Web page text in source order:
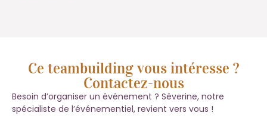
Ce teambuilding vous intéresse ?
Contactez-nous
Besoin d’organiser un événement ? Séverine, notre
spécialiste de l’événementiel, revient vers vous !